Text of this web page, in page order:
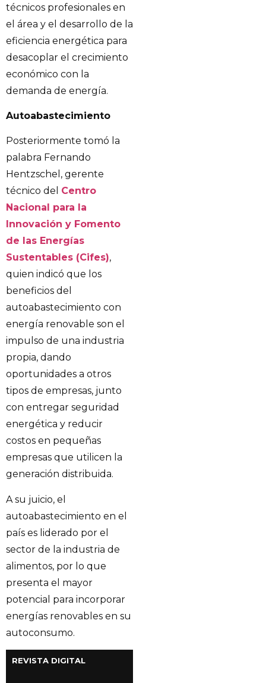
técnicos profesionales en
el área y el desarrollo de la
eficiencia energética para
desacoplar el crecimiento
económico con la
demanda de energía.
Autoabastecimiento
Posteriormente tomó la
palabra Fernando
Hentzschel, gerente
técnico del Centro
Nacional para la
Innovación y Fomento
de las Energías
Sustentables (Cifes),
quien indicó que los
beneficios del
autoabastecimiento con
energía renovable son el
impulso de una industria
propia, dando
oportunidades a otros
tipos de empresas, junto
con entregar seguridad
energética y reducir
costos en pequeñas
empresas que utilicen la
generación distribuida.
A su juicio, el
autoabastecimiento en el
país es liderado por el
sector de la industria de
alimentos, por lo que
presenta el mayor
potencial para incorporar
energías renovables en su
autoconsumo.
REVISTA DIGITAL